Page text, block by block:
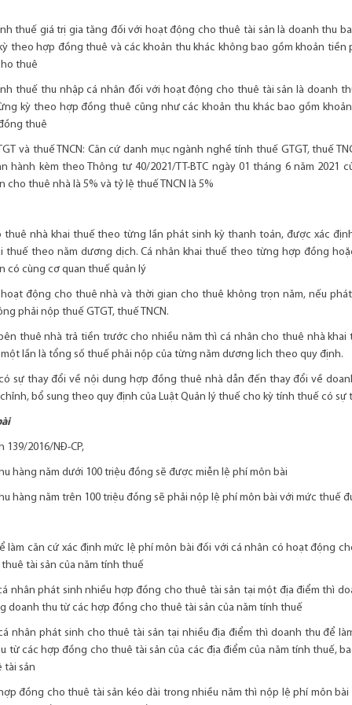
thuế giá trị gia tăng đối với hoạt động cho thuê tài sản là doanh thu
theo hợp đồng thuê và các khoản thu khác không bao gồm khoản
thuê
thuế thu nhập cá nhân đối với hoạt động cho thuê tài sản là doanh
kỳ theo hợp đồng thuê cũng như các khoản thu khác bao gồm
thuê
và thuế TNCN: Căn cứ danh mục ngành nghề tính thuế GTGT, thuế
hành kèm theo Thông tư 40/2021/TT-BTC ngày 01 tháng 6 năm 2021
cho thuê nhà là 5% và tỷ lệ thuế TNCN là 5%
thuê nhà khai thuế theo từng lần phát sinh kỳ thanh toán, được xác
thuế theo năm dương dịch. Cá nhân khai thuế theo từng hợp đồng
có cùng cơ quan thuế quản lý
hoạt động cho thuê nhà và thời gian cho thuê không trọn năm, nếu
phải nộp thuế GTGT, thuế TNCN.
thuê nhà trả tiền trước cho nhiều năm thì cá nhân cho thuê nhà
lần là tổng số thuế phải nộp của từng năm dương lịch theo quy định.
sự thay đổi về nội dung hợp đồng thuê nhà dẫn đến thay đổi về
bổ sung theo quy định của Luật Quản lý thuế cho kỳ tính thuế có sự
139/2016/NĐ-CP,
hàng năm dưới 100 triệu đồng sẽ được miễn lệ phí môn bài
hàng năm trên 100 triệu đồng sẽ phải nộp lệ phí môn bài với mức thuế
làm căn cứ xác định mức lệ phí môn bài đối với cá nhân có hoạt động
tài sản của năm tính thuế
nhân phát sinh nhiều hợp đồng cho thuê tài sản tại một địa điểm thì
doanh thu từ các hợp đồng cho thuê tài sản của năm tính thuế
nhân phát sinh cho thuê tài sản tại nhiều địa điểm thì doanh thu để
từ các hợp đồng cho thuê tài sản của các địa điểm của năm tính thuế,
tài sản
đồng cho thuê tài sản kéo dài trong nhiều năm thì nộp lệ phí môn